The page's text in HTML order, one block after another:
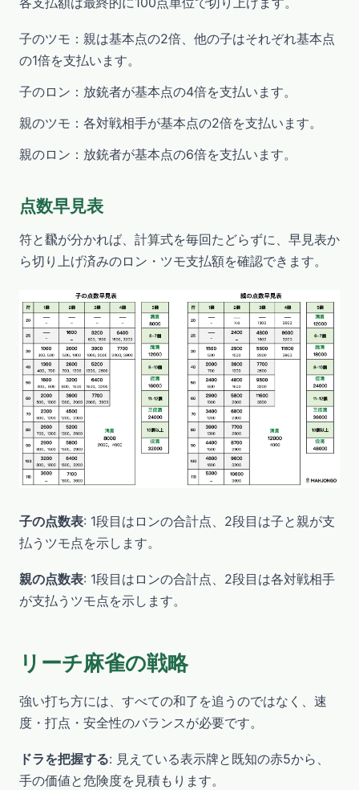
子のツモ：親は基本点の2倍、他の子はそれぞれ基本点
の1倍を支払います。
子のロン：放銃者が基本点の4倍を支払います。
親のツモ：各対戦相手が基本点の2倍を支払います。
親のロン：放銃者が基本点の6倍を支払います。
点数早見表
符と飜が分かれば、計算式を毎回たどらずに、早見表か
ら切り上げ済みのロン・ツモ支払額を確認できます。
子の点数表: 1段目はロンの合計点、2段目は子と親が支
払うツモ点を示します。
親の点数表: 1段目はロンの合計点、2段目は各対戦相手
が支払うツモ点を示します。
リーチ麻雀の戦略
強い打ち方には、すべての和了を追うのではなく、速
度・打点・安全性のバランスが必要です。
ドラを把握する: 見えている表示牌と既知の赤5から、
手の価値と危険度を見積もります。